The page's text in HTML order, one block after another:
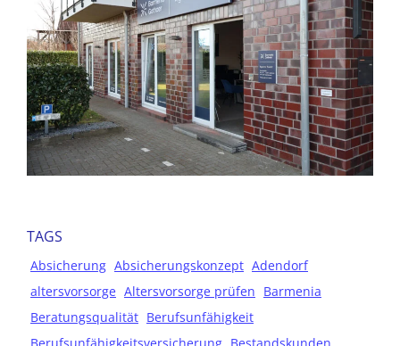
TAGS
Absicherung Absicherungskonzept Adendorf
altersvorsorge Altersvorsorge prüfen Barmenia
Beratungsqualität Berufsunfähigkeit